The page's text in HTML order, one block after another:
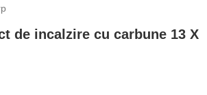
de incalzire cu carbune 13 X